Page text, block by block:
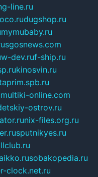
line.ru
dugshop.ru
mymubaby.ru
w-dev.ruf-ship.ru
kinosvin.ru
multiki-online.com
ostrov.ru
nix-files.org.ru
sputnikyes.ru
sobakopedia.ru
clock.net.ru